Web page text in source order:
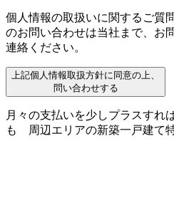
個人情報の取扱いに関するご質
のお問い合わせは当社まで、お
連絡ください。
上記個人情報取扱方針に同意の上、
問い合わせする
月々の支払いを少しプラスすれ
も
周辺エリアの新築一戸建て